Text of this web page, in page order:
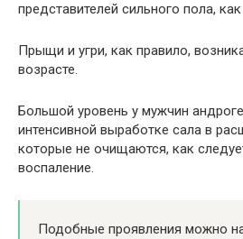
представителей сильного пола,
Прыщи и угри, как правило,
возрасте.
Большой уровень у мужчин
интенсивной выработке сала в
которые не очищаются, как
воспаление.
Подобные проявления можно